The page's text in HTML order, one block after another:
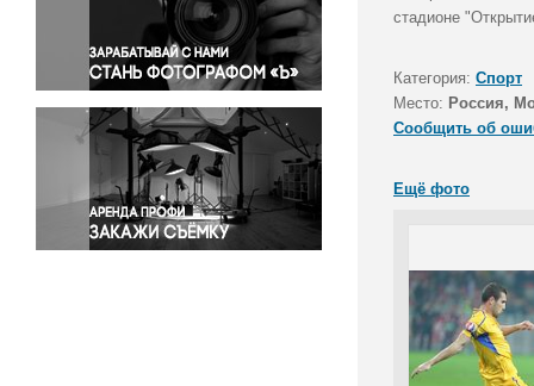
Правосудие
Происшествия и конфликты
Религия
Светская жизнь
Спорт
Экология
Экономика и бизнес
стадионе
Категория: Спорт
Место: Россия,
Сообщить об
Ещё фото